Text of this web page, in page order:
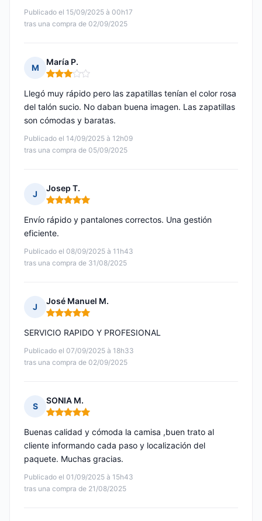
Publicado el 15/09/2025 à 00h17
tras una compra de 02/09/2025
M
María P.
Nota: 3 de 5
Publicado el 14/09/2025 à 12h09
tras una compra de 05/09/2025
Llegó muy rápido pero las zapatillas tenían el color rosa
del talón sucio. No daban buena imagen. Las zapatillas
son cómodas y baratas.
J
Josep T.
Nota: 5 de 5
Publicado el 08/09/2025 à 11h43
tras una compra de 31/08/2025
Envío rápido y pantalones correctos. Una gestión
eficiente.
J
José Manuel M.
Nota: 5 de 5
Publicado el 07/09/2025 à 18h33
tras una compra de 02/09/2025
SERVICIO RAPIDO Y PROFESIONAL
S
SONIA M.
Nota: 5 de 5
Publicado el 01/09/2025 à 15h43
tras una compra de 21/08/2025
Buenas calidad y cómoda la camisa ,buen trato al
cliente informando cada paso y localización del
paquete. Muchas gracias.